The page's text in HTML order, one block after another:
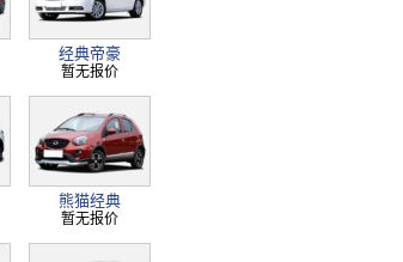
经典帝豪
暂无报价
熊猫经典
暂无报价